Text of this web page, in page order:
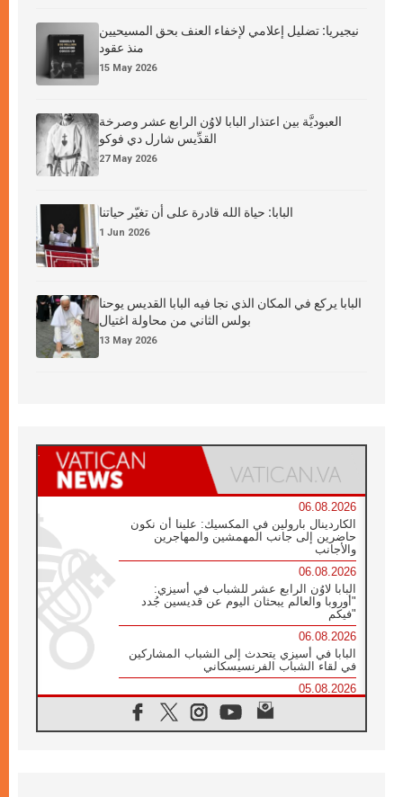
نيجيريا: تضليل إعلامي لإخفاء العنف بحق المسيحيين
منذ عقود
15 May 2026
العبوديَّة بين اعتذار البابا لاوُن الرابع عشر وصرخة
القدِّيس شارل دي فوكو
27 May 2026
البابا: حياة الله قادرة على أن تغيّر حياتنا
1 Jun 2026
البابا يركع في المكان الذي نجا فيه البابا القديس يوحنا
بولس الثاني من محاولة اغتيال
13 May 2026
06.08.2026
الكاردينال بارولين في المكسيك: علينا أن نكون
حاضرين إلى جانب المهمشين والمهاجرين
والأجانب
06.08.2026
البابا لاوُن الرابع عشر للشباب في أسيزي:
"أوروبا والعالم يبحثان اليوم عن قديسين جُدد
فيكم"
06.08.2026
البابا في أسيزي يتحدث إلى الشباب المشاركين
في لقاء الشباب الفرنسيسكاني
05.08.2026
في مقابلته العامة مع المؤمنين البابا لاوُن الرابع
عشر يواصل الحديث عن الدستور في الليتورجيا
المقدسة مسلطا الضوء على صلاة الكنيسة